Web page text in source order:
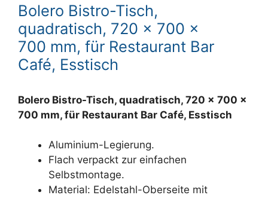
Bolero Bistro-Tisch,
quadratisch, 720 x 700 x
700 mm, für Restaurant Bar
Café, Esstisch
Bolero Bistro-Tisch, quadratisch, 720 x 700 x
700 mm, für Restaurant Bar Café, Esstisch
Aluminium-Legierung.
Flach verpackt zur einfachen
Selbstmontage.
Material: Edelstahl-Oberseite mit